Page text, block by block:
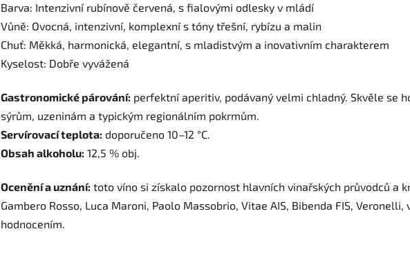
Barva: Intenzivní rubínově červená, s fialovými odlesky v mládí
Vůně: Ovocná, intenzivní, komplexní s tóny třešní, rybízu a malin
Chuť: Měkká, harmonická, elegantní, s mladistvým a inovativním charakterem
Kyselost: Dobře vyvážená
Gastronomické párování: perfektní aperitiv, podávaný velmi chladný. Skvěle se
sýrům, uzeninám a typickým regionálním pokrmům.
Servírovací teplota: doporučeno 10–12 °C.
Obsah alkoholu: 12,5 % obj.
Ocenění a uznání: toto víno si získalo pozornost hlavních vinařských průvodců a
Gambero Rosso, Luca Maroni, Paolo Massobrio, Vitae AIS, Bibenda FIS,
hodnocením.